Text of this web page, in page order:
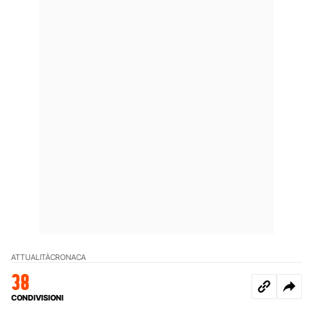
ATTUALITÀCRONACA
38
CONDIVISIONI